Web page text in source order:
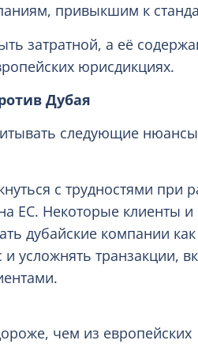
привыкшим к
затратной, а её
юрисдикциях.
Дубая
следующие
с трудностями при
ЕС. Некоторые клиенты и
дубайские компании
усложнять транзакции,
чем из европейских